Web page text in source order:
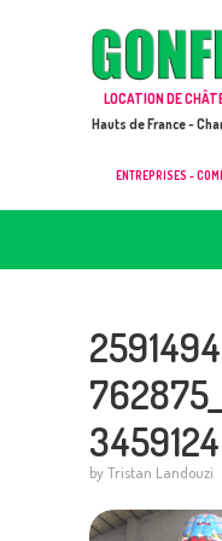
LOCATION DE
Hauts de France -
ENTREPRISES -
ACCUEIL
JEUX À LOUER
CATALOGUE /
DEMANDE DE
by Tristan Landouzi